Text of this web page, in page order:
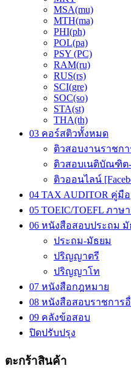
MSA(mu)
MTH(ma)
PHI(ph)
POL(pa)
PSY (PC)
RAM(ru)
RUS(rs)
SCI(gre)
SOC(so)
STA(st)
THA(th)
03 คอร์สติวทั้งหมด
ติวสอบงานราชก
ติวสอบเนติบัณฑิต
ติวออนไลน์
04 TAX AUDITOR คู่มือ
05 TOEIC/TOEFL ภาษ
06 หนังสือสอบประถม
ประถม-มัธยม
ปริญญาตรี
ปริญญาโท
07 หนังสือกฎหมาย
08 หนังสือสอบราชการ
09 คลังข้อสอบ
ปิดปรับปรุง
ตะกร้าสินค้า